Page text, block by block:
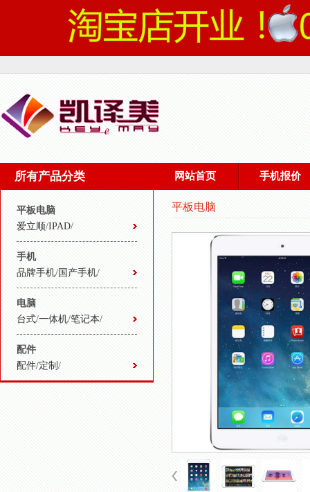
所有产品分类
平板电脑
爱立顺/IPAD/
手机
品牌手机/国产手机/
电脑
台式/一体机/笔记本/
配件
配件/定制 /
网站首页 手机报价
平板电脑